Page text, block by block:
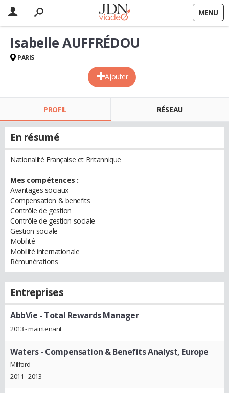
MENU
Ajouter
Isabelle AUFFRÉDOU
PARIS
PROFIL RÉSEAU
En résumé
Nationalité Française et Britannique
Mes compétences :
Avantages sociaux
Compensation & benefits
Contrôle de gestion
Contrôle de gestion sociale
Gestion sociale
Mobilité
Mobilité internationale
Rémunérations
Entreprises
AbbVie - Total Rewards Manager
2013 - maintenant
Waters- Compensation & Benefits Analyst, Europe
Milford
2011 - 2013